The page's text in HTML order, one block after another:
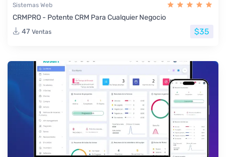
Sistemas Web
CRMPRO - Potente CRM Para Cualquier Negocio
47 Ventas $35